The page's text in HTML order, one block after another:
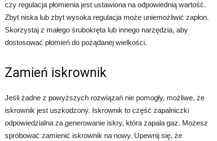
czy regulacja płomienia jest ustawiona na odpowiednią wartość.
Zbyt niska lub zbyt wysoka regulacja może uniemożliwić zapłon.
Skorzystaj z małego śrubokręta lub innego narzędzia, aby
dostosować płomień do pożądanej wielkości.
Zamień iskrownik
Jeśli żadne z powyższych rozwiązań nie pomogły, możliwe, że
iskrownik jest uszkodzony. Iskrownik to część zapalniczki
odpowiedzialna za generowanie iskry, która zapala gaz. Możesz
spróbować zamienić iskrownik na nowy. Upewnij się, że